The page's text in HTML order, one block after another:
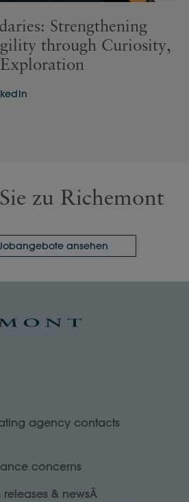
Strengthening
through Curiosity,
zu Richemont
ansehen
agency contacts
concerns
& newsÂ